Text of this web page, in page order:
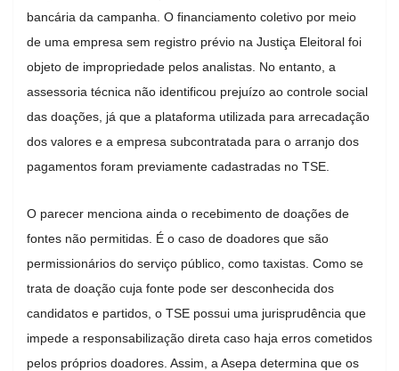
bancária da campanha. O financiamento coletivo por meio
de uma empresa sem registro prévio na Justiça Eleitoral foi
objeto de impropriedade pelos analistas. No entanto, a
assessoria técnica não identificou prejuízo ao controle social
das doações, já que a plataforma utilizada para arrecadação
dos valores e a empresa subcontratada para o arranjo dos
pagamentos foram previamente cadastradas no TSE.
O parecer menciona ainda o recebimento de doações de
fontes não permitidas. É o caso de doadores que são
permissionários do serviço público, como taxistas. Como se
trata de doação cuja fonte pode ser desconhecida dos
candidatos e partidos, o TSE possui uma jurisprudência que
impede a responsabilização direta caso haja erros cometidos
pelos próprios doadores. Assim, a Asepa determina que os